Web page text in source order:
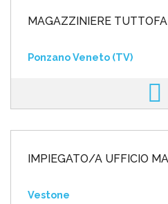
MAGAZZINIERE
Ponzano Veneto (TV)
IMPIEGATO/A UFFICIO
Vestone